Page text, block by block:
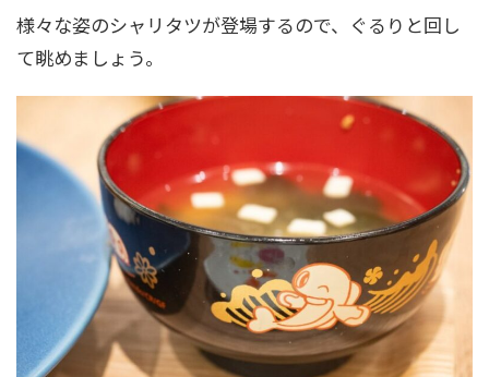
様々な姿のシャリタツが登場するので、ぐるりと回し
て眺めましょう。